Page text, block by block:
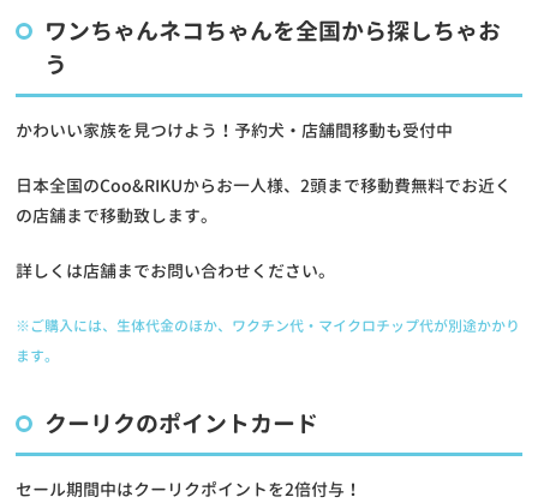
ワンちゃんネコちゃんを全国から探しちゃお
う
かわいい家族を見つけよう！予約犬・店舗間移動も受付中
日本全国のCoo&RIKUからお一人様、2頭まで移動費無料でお近く
の店舗まで移動致します。
詳しくは店舗までお問い合わせください。
※ご購入には、生体代金のほか、ワクチン代・マイクロチップ代が別途かかり
ます。
クーリクのポイントカード
セール期間中はクーリクポイントを2倍付与！